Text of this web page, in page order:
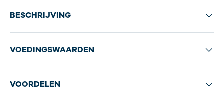
BESCHRIJVING
VOEDINGSWAARDEN
VOORDELEN